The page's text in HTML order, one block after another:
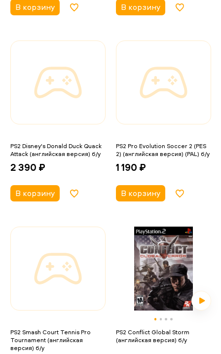
В корзину В корзину
PS2 Disney's Donald Duck Quack
Attack (английская версия) б/у
2 390 ₽
В корзину
PS2 Pro Evolution Soccer 2 (PES
2) (английская версия) (PAL) б/у
1 190 ₽
В корзину
PS2 Smash Court Tennis Pro
Tournament (английская
версия) б/у
PS2 Conflict Global Storm
(английская версия) б/у